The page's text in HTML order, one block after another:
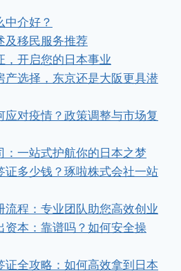
中介好？
及移民服务推荐
，开启您的日本事业
产选择，东京还是大阪更具潜
应对疫情？政策调整与市场复
：一站式护航你的日本之梦
证多少钱？琢啦株式会社一站
流程：专业团队助您高效创业
资本：靠谱吗？如何安全操
证全攻略：如何高效拿到日本